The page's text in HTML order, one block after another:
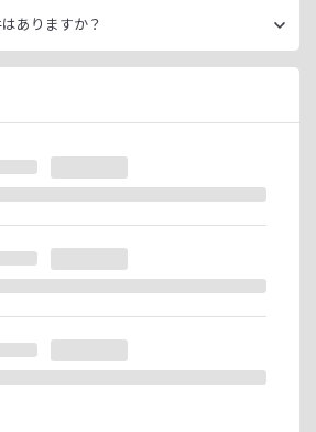
ない仕様になっております。
のキーワード取得手段も有料プランに
ので、そちらにて対応できる見通しで
ドAPIドキュメント
ありますか？
トにて、「ラッコキーワード」のアフ
り扱いいたしております。
利用開始（初回ログイン）と有料プラ
と思われる場合は、成果が発生いたし
トは、「ユーザー情報」「銀行口座情
ことで即日ご利用開始いただけます。